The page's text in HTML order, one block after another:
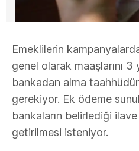
Emeklilerin
genel olarak maaşlarını 3
bankadan alma
gerekiyor. Ek ödeme
bankaların belirlediği
getirilmesi isteniyor.